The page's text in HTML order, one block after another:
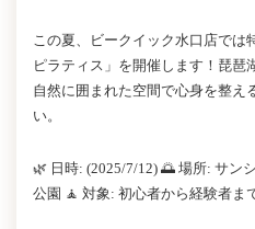
この夏、ビークイック水口店では
ピラティス」を開催します！琵琶
自然に囲まれた空間で心身を整え
い。
🌿 日時: (2025/7/12) 🌅 場所: サ
公園 🧘 対象: 初心者から経験者ま